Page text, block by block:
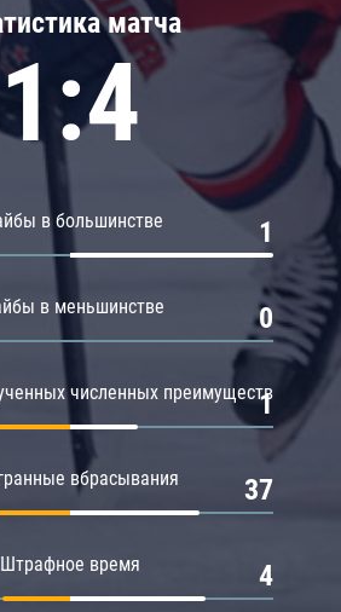
матча
1:4
в большинстве 1
в меньшинстве 0
численных преимуществ
1
вбрасывания 37
Штрафное время 4